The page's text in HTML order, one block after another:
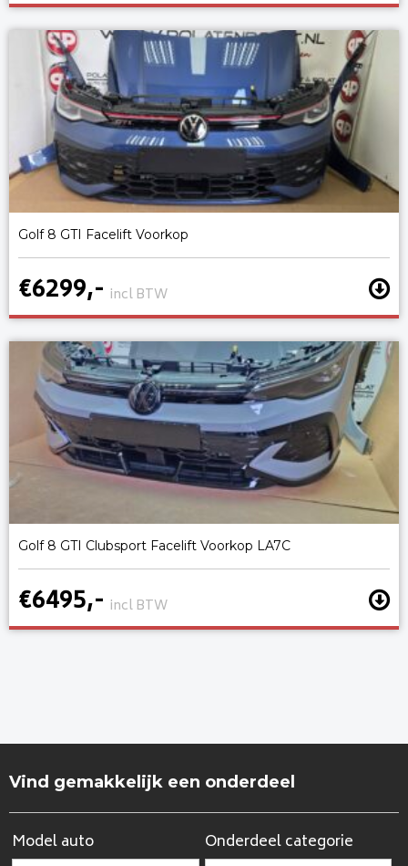
Golf 8 GTI Facelift Voorkop
€6299,- incl BTW
Golf 8 GTI Clubsport Facelift Voorkop LA7C
€6495,- incl BTW
Vind gemakkelijk een onderdeel
Model auto Onderdeel categorie